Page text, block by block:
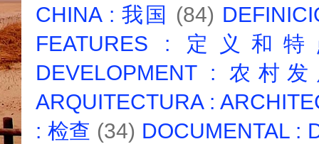
CHINA : 我国 (84)
FEATURES : 定义和
DEVELOPMENT : 农村
ARQUITECTURA :
: 检查 (34) DOCUMENTAL :